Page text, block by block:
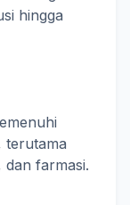
hingga
terutama
farmasi.